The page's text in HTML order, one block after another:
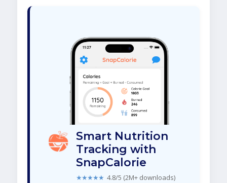
Smart Nutrition
Tracking with
SnapCalorie
★★★★★ 4.8/5 (2M+ downloads)